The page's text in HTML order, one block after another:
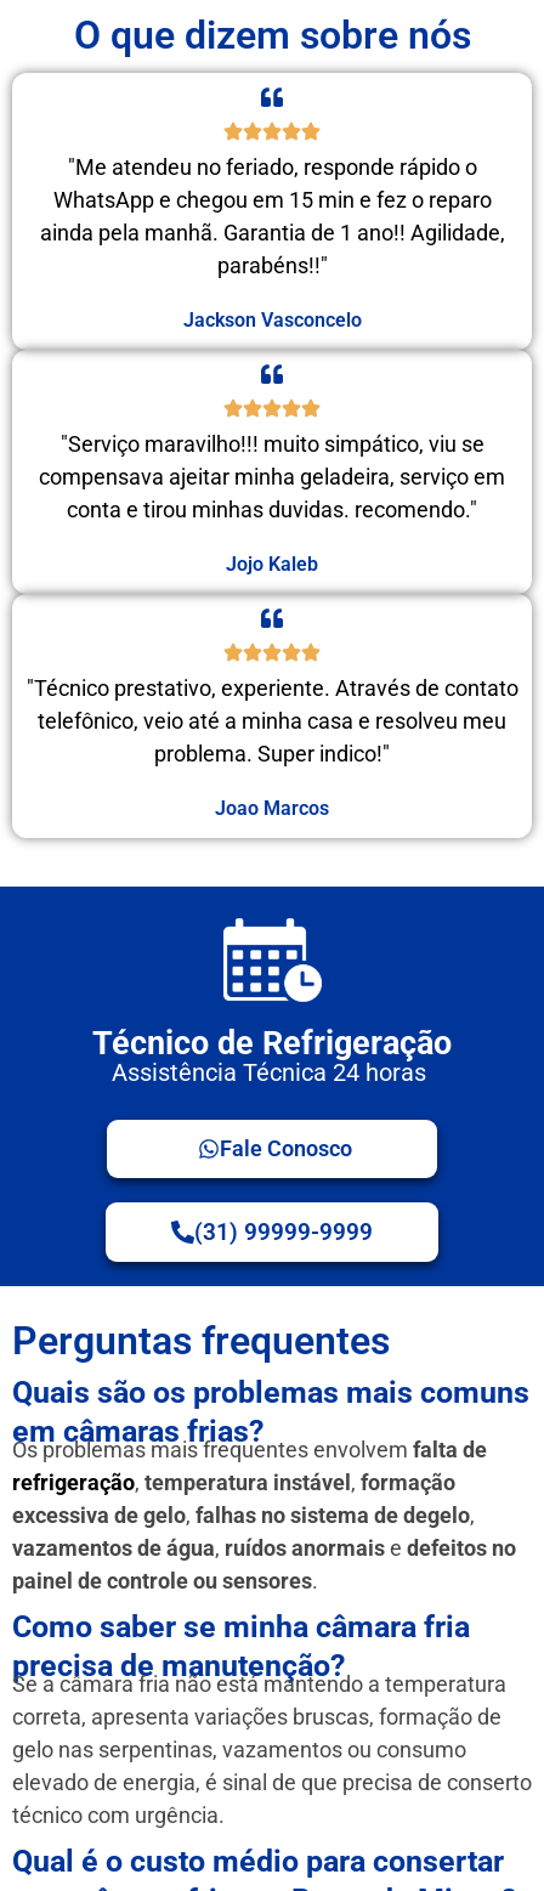
O que dizem sobre nós
"Me atendeu no feriado, responde rápido o
WhatsApp e chegou em 15 min e fez o reparo
ainda pela manhã. Garantia de 1 ano!! Agilidade,
parabéns!!"
Jackson Vasconcelo
"Serviço maravilho!!! muito simpático, viu se
compensava ajeitar minha geladeira, serviço em
conta e tirou minhas duvidas. recomendo."
Jojo Kaleb
"Técnico prestativo, experiente. Através de contato
telefônico, veio até a minha casa e resolveu meu
problema. Super indico!"
Joao Marcos
Técnico de Refrigeração
Assistência Técnica 24 horas
Fale Conosco
(31) 99999-9999
Perguntas frequentes
Quais são os problemas mais comuns
em câmaras frias?
Os problemas mais frequentes envolvem falta de
refrigeração, temperatura instável , formação
excessiva de gelo, falhas no sistema de degelo,
vazamentos de água, ruídos anormaise defeitos no
painel de controle ou sensores.
Como saber se minha câmara fria
precisa de manutenção?
Se a câmara fria não está mantendo a temperatura
correta, apresenta variações bruscas, formação de
gelo nas serpentinas, vazamentos ou consumo
elevado de energia, é sinal de que precisa de conserto
técnico com urgência.
Qual é o custo médio para consertar